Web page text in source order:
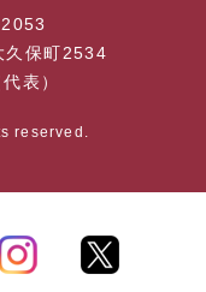
久保町2534
表）
reserved.